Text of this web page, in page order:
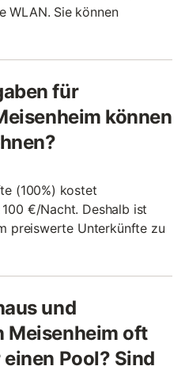
WLAN. Sie können
für
können
(100%) kostet
€/Nacht. Deshalb ist
preiswerte Unterkünfte zu
und
Meisenheim oft
Pool? Sind